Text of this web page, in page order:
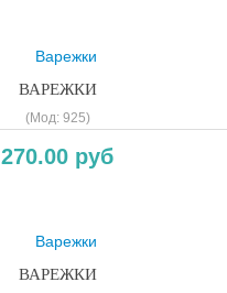
ВАРЕЖКИ
(Мод: 925)
270.00 руб
ВАРЕЖКИ